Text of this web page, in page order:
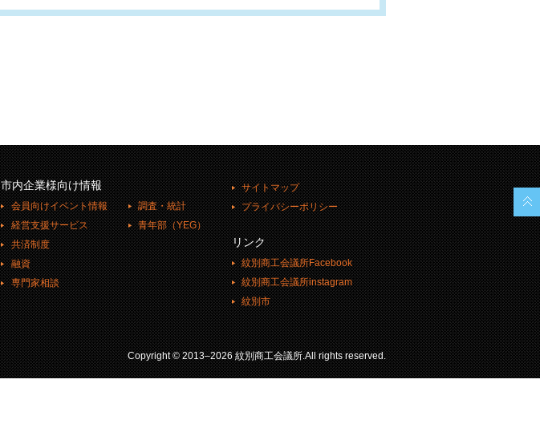
市内企業様向け情報
会員向けイベント情報
経営支援サービス
共済制度
融資
専門家相談
調査・統計
青年部（YEG）
サイトマップ
プライバシーポリシー
リンク
紋別商工会議所Facebook
紋別商工会議所instagram
紋別市
Copyright © 2013–2026 紋別商工会議所.All rights reserved.